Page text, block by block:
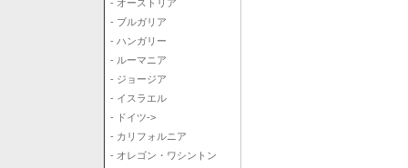
- オーストリア
- ブルガリア
- ハンガリー
- ルーマニア
- ジョージア
- イスラエル
- ドイツ->
- カリフォルニア
- オレゴン・ワシントン